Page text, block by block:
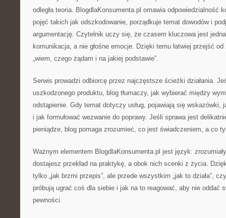
odległa teoria. BlogdlaKonsumenta.pl omawia odpowiedzialność
pojęć takich jak odszkodowanie, porządkuje temat dowodów i
argumentację. Czytelnik uczy się, że czasem kluczowa jest
komunikacja, a nie głośne emocje. Dzięki temu łatwiej przejść od
„wiem, czego żądam i na jakiej podstawie”.
Serwis prowadzi odbiorcę przez najczęstsze ścieżki działania.
uszkodzonego produktu, blog tłumaczy, jak wybierać między
odstąpienie. Gdy temat dotyczy usług, pojawiają się wskazówki,
i jak formułować wezwanie do poprawy. Jeśli sprawa jest
pieniądze, blog pomaga zrozumieć, co jest świadczeniem, a co
Ważnym elementem BlogdlaKonsumenta.pl jest język:
dostajesz przekład na praktykę, a obok nich scenki z życia.
tylko „jak brzmi przepis”, ale przede wszystkim „jak to działa”,
próbują ugrać coś dla siebie i jak na to reagować, aby nie oddać
pewności.